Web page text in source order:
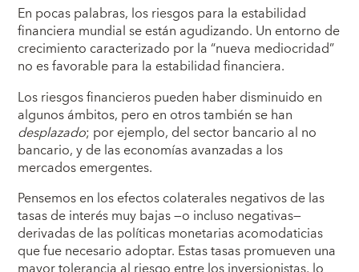
En pocas palabras, los riesgos para la estabilidad
financiera mundial se están agudizando. Un entorno de
crecimiento caracterizado por la “nueva mediocridad”
no es favorable para la estabilidad financiera.
Los riesgos financieros pueden haber disminuido en
algunos ámbitos, pero en otros también se han
desplazado; por ejemplo, del sector bancario al no
bancario, y de las economías avanzadas a los
mercados emergentes.
Pensemos en los efectos colaterales negativos de las
tasas de interés muy bajas —o incluso negativas—
derivadas de las políticas monetarias acomodaticias
que fue necesario adoptar. Estas tasas promueven una